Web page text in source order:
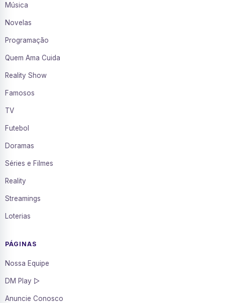
Música
Novelas
Programação
Quem Ama Cuida
Reality Show
Famosos
TV
Futebol
Doramas
Séries e Filmes
Reality
Streamings
Loterias
PÁGINAS
Nossa Equipe
DM Play ▷
Anuncie Conosco